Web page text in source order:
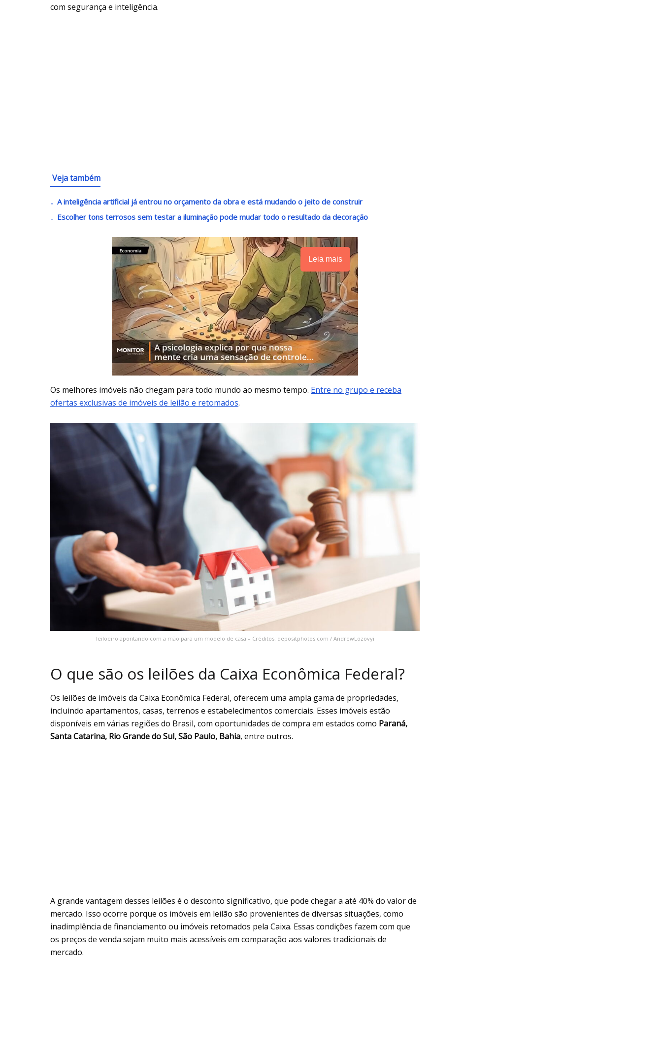
com segurança e inteligência.
Veja também
A inteligência artificial já entrou no orçamento da obra e está mudando o jeito de construir
Escolher tons terrosos sem testar a iluminação pode mudar todo o resultado da decoração
Leia mais
Os melhores imóveis não chegam para todo mundo ao mesmo tempo. Entre no grupo e receba
ofertas exclusivas de imóveis de leilão e retomados.
leiloeiro apontando com a mão para um modelo de casa – Créditos: depositphotos.com / AndrewLozovyi
O que são os leilões da Caixa Econômica Federal?
Os leilões de imóveis da Caixa Econômica Federal, oferecem uma ampla gama de propriedades,
incluindo apartamentos, casas, terrenos e estabelecimentos comerciais. Esses imóveis estão
disponíveis em várias regiões do Brasil, com oportunidades de compra em estados como Paraná,
Santa Catarina, Rio Grande do Sul, São Paulo, Bahia, entre outros.
A grande vantagem desses leilões é o desconto significativo, que pode chegar a até 40% do valor de
mercado. Isso ocorre porque os imóveis em leilão são provenientes de diversas situações, como
inadimplência de financiamento ou imóveis retomados pela Caixa. Essas condições fazem com que
os preços de venda sejam muito mais acessíveis em comparação aos valores tradicionais de
mercado.